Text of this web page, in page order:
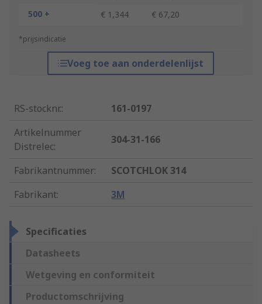
500 +
€ 1,344 € 67,20
*prijsindicatie
Voeg toe aan onderdelenlijst
RS-stocknr.:
161-0197
Artikelnummer
Distrelec:
304-31-166
Fabrikantnummer:
SCOTCHLOK 314
Fabrikant: 3M
Specificaties
Datasheets
Wetgeving en conformiteit
Productomschrijving